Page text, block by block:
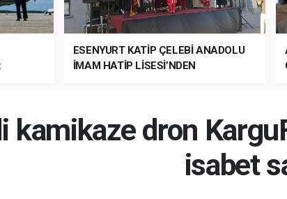
ESENYURT KATİP ÇELEBİ ANADOLU
İMAM HATİP LİSESİ’NDEN
kamikaze dron
isabet